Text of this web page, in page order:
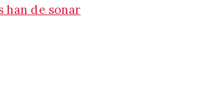
han de sonar